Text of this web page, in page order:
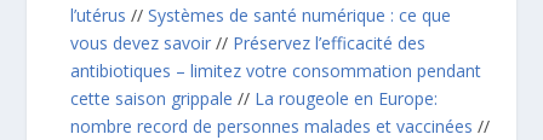
l’utérus //Systèmes de santé numérique : ce que
vous devez savoir // Préservez l’efficacité des
antibiotiques – limitez votre consommation pendant
cette saison grippale // La rougeole en Europe:
nombre record de personnes malades et vaccinées //